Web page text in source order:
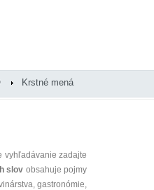
Krstné mená
vyhľadávanie zadajte
slov obsahuje pojmy
gastronómie,